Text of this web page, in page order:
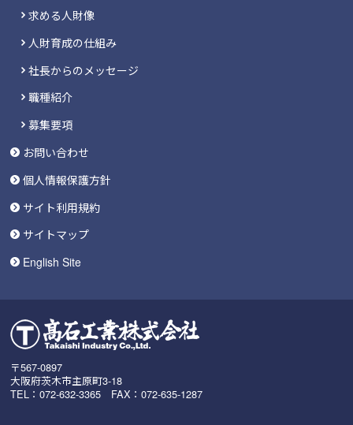
求める人財像
人財育成の仕組み
社長からのメッセージ
職種紹介
募集要項
お問い合わせ
個人情報保護方針
サイト利用規約
サイトマップ
English Site
〒567-0897
大阪府茨木市主原町3-18
TEL：072-632-3365 FAX：072-635-1287